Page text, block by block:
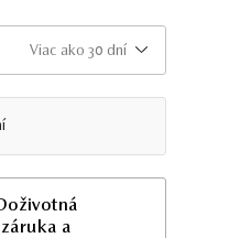
Viac ako 30 dní
záruka a